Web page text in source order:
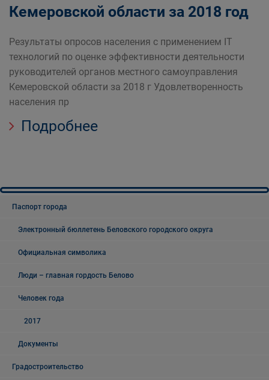
Кемеровской области за 2018 год
Результаты опросов населения с применением IТ
технологий по оценке эффективности деятельности
руководителей органов местного самоуправления
Кемеровской области за 2018 г Удовлетворенность
населения пр
Подробнее
Паспорт города
Электронный бюллетень Беловского городского округа
Официальная символика
Люди – главная гордость Белово
Человек года
2017
Документы
Градостроительство